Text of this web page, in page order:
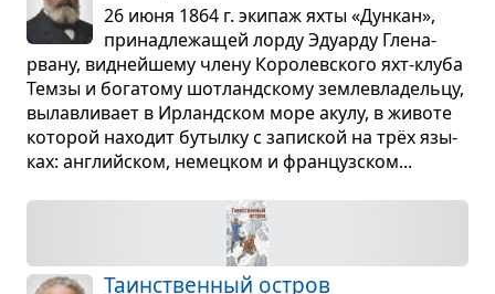
26 июня 1864 г. эки­паж яхты «Дун­кан»,
при­над­ле­жа­щей лорду Эду­арду Гле­на­
рвану, вид­нейшему члену Коро­лев­ского яхт-клуба
Темзы и бога­тому шот­ланд­скому зем­ле­вла­дельцу,
вылав­ли­вает в Ирланд­ском море акулу, в животе
кото­рой нахо­дит бутылку с запис­кой на трёх язы­
ках: английском, немец­ком и фран­цуз­ском...
Таин­ствен­ный остров